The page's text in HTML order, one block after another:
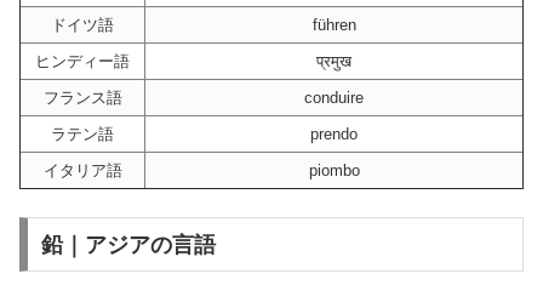
ドイツ語
führen
ヒンディー語
प्रमुख
フランス語
conduire
ラテン語
prendo
イタリア語
piombo
鉛｜アジアの言語